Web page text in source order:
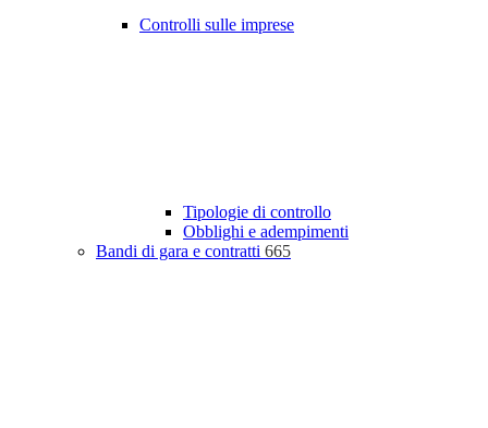
Controlli sulle imprese
Tipologie di controllo
Obblighi e adempimenti
Bandi di gara e contratti 665